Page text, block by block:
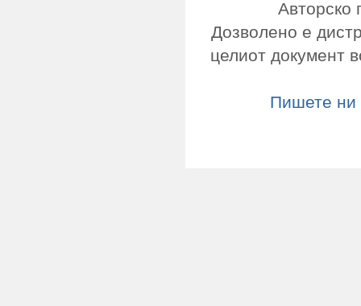
Авторско
Дозволено е
целиот документ
Пишете ни